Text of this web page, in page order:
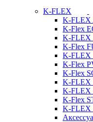
K-FLEX
K-FLEX
K-Flex
K-FLEX
K-Flex
K-FLEX
K-Flex
K-Flex
K-FLEX
K-FLEX
K-Flex
K-FLEX